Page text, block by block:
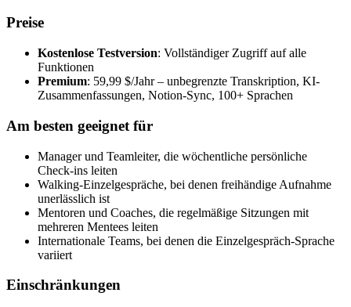
Preise
Kostenlose Testversion: Vollständiger Zugriff auf alle
Funktionen
Premium: 59,99 $/Jahr – unbegrenzte Transkription, KI-
Zusammenfassungen, Notion-Sync, 100+ Sprachen
Am besten geeignet für
Manager und Teamleiter, die wöchentliche persönliche
Check-ins leiten
Walking-Einzelgespräche, bei denen freihändige Aufnahme
unerlässlich ist
Mentoren und Coaches, die regelmäßige Sitzungen mit
mehreren Mentees leiten
Internationale Teams, bei denen die Einzelgespräch-Sprache
variiert
Einschränkungen